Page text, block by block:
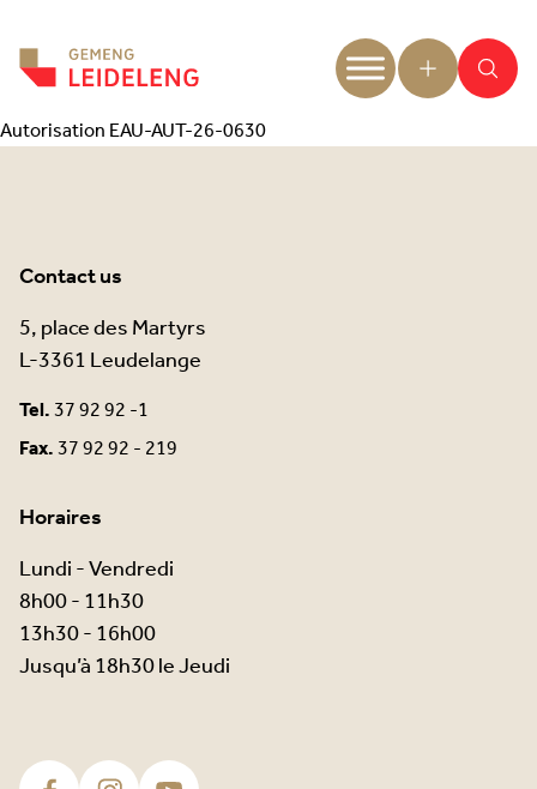
Autorisation EAU-AUT-26-0630
Contact us
5, place des Martyrs
L-3361 Leudelange
Tel.37 92 92 -1
Fax.37 92 92 - 219
Horaires
Lundi - Vendredi
8h00 - 11h30
13h30 - 16h00
Jusqu’à 18h30 le Jeudi